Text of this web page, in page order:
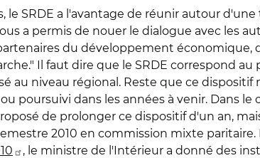
SRDE a l'avantage de réunir autour
a permis de nouer le dialogue avec les
du développement économique,
Il faut dire que le SRDE correspond
niveau régional. Reste que ce
poursuivi dans les années à venir. Dans
de prolonger ce dispositif d'un an,
2010 en commission mixte
, le ministre de l'Intérieur a donné des